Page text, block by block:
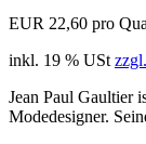
EUR 22,60 pro
inkl. 19 % USt
Jean Paul Gaultier
Modedesigner.